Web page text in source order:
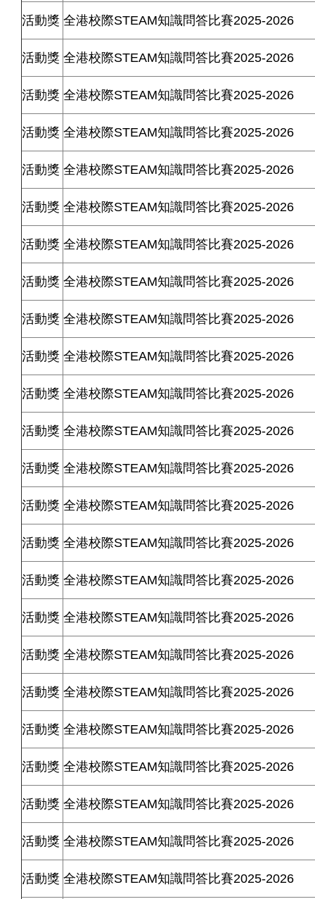
活動獎 全港校際STEAM知識問答比賽2025-2026
活動獎 全港校際STEAM知識問答比賽2025-2026
活動獎 全港校際STEAM知識問答比賽2025-2026
活動獎 全港校際STEAM知識問答比賽2025-2026
活動獎 全港校際STEAM知識問答比賽2025-2026
活動獎 全港校際STEAM知識問答比賽2025-2026
活動獎 全港校際STEAM知識問答比賽2025-2026
活動獎 全港校際STEAM知識問答比賽2025-2026
活動獎 全港校際STEAM知識問答比賽2025-2026
活動獎 全港校際STEAM知識問答比賽2025-2026
活動獎 全港校際STEAM知識問答比賽2025-2026
活動獎 全港校際STEAM知識問答比賽2025-2026
活動獎 全港校際STEAM知識問答比賽2025-2026
活動獎 全港校際STEAM知識問答比賽2025-2026
活動獎 全港校際STEAM知識問答比賽2025-2026
活動獎 全港校際STEAM知識問答比賽2025-2026
活動獎 全港校際STEAM知識問答比賽2025-2026
活動獎 全港校際STEAM知識問答比賽2025-2026
活動獎 全港校際STEAM知識問答比賽2025-2026
活動獎 全港校際STEAM知識問答比賽2025-2026
活動獎 全港校際STEAM知識問答比賽2025-2026
活動獎 全港校際STEAM知識問答比賽2025-2026
活動獎 全港校際STEAM知識問答比賽2025-2026
活動獎 全港校際STEAM知識問答比賽2025-2026